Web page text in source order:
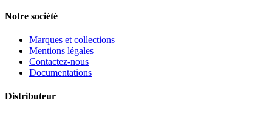
Notre société
Marques et collections
Mentions légales
Contactez-nous
Documentations
Distributeur